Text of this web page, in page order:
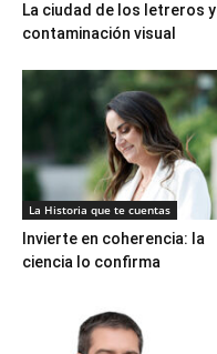
La ciudad de los letreros y
contaminación visual
La Historia que te cuentas
Invierte en coherencia: la
ciencia lo confirma